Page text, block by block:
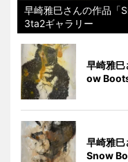
早崎雅巳さんの作品「
3ta2ギャラリー
早崎雅
ow
早崎雅
Snow